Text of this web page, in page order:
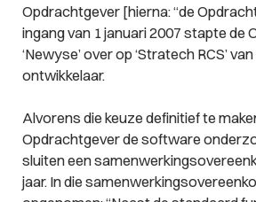
Opdrachtgever [hierna: “de
ingang van 1 januari 2007 stapte de
‘Newyse’ over op ‘Stratech RCS’
ontwikkelaar.
Alvorens die keuze definitief te
Opdrachtgever de software
sluiten een
jaar. In die